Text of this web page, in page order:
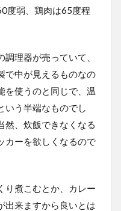
度弱、鶏肉は65度程
理器が売っていて、
で中が見えるものなの
を使うのと同じで、温
う半端なものでし
然、炊飯できなくなる
カーを欲しくなるので
り煮こむとか、カレー
出来ますから良いとは